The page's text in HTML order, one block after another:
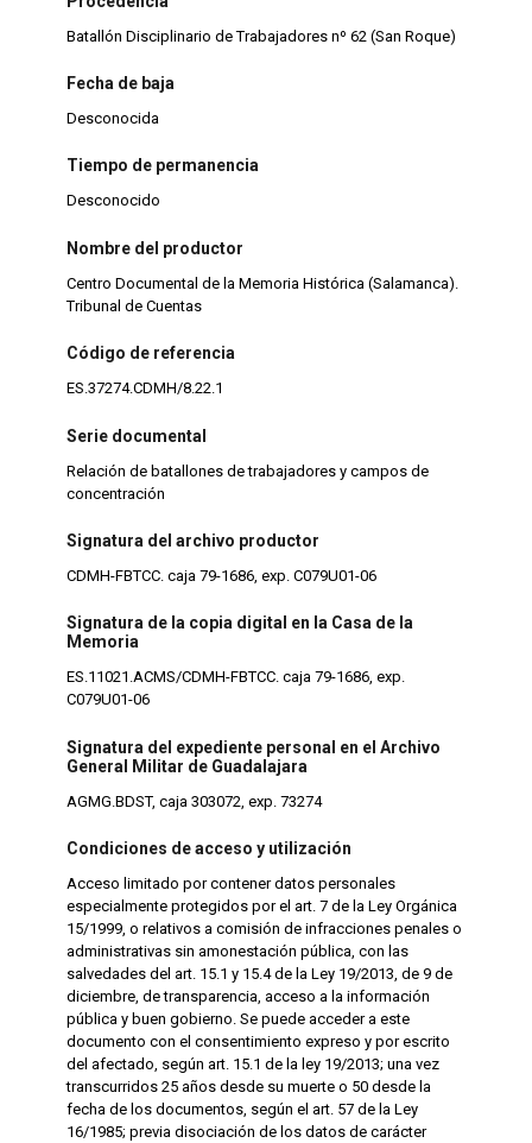
Batallón Disciplinario de Trabajadores nº 62 (San Roque)
Fecha de baja
Desconocida
Tiempo de permanencia
Desconocido
Nombre del productor
Centro Documental de la Memoria Histórica (Salamanca).
Tribunal de Cuentas
Código de referencia
ES.37274.CDMH/8.22.1
Serie documental
Relación de batallones de trabajadores y campos de
concentración
Signatura del archivo productor
CDMH-FBTCC. caja 79-1686, exp. C079U01-06
Signatura de la copia digital en la Casa de la
Memoria
ES.11021.ACMS/CDMH-FBTCC. caja 79-1686, exp.
C079U01-06
Signatura del expediente personal en el Archivo
General Militar de Guadalajara
AGMG.BDST, caja 303072, exp. 73274
Condiciones de acceso y utilización
Acceso limitado por contener datos personales
especialmente protegidos por el art. 7 de la Ley Orgánica
15/1999, o relativos a comisión de infracciones penales o
administrativas sin amonestación pública, con las
salvedades del art. 15.1 y 15.4 de la Ley 19/2013, de 9 de
diciembre, de transparencia, acceso a la información
pública y buen gobierno. Se puede acceder a este
documento con el consentimiento expreso y por escrito
del afectado, según art. 15.1 de la ley 19/2013; una vez
transcurridos 25 años desde su muerte o 50 desde la
fecha de los documentos, según el art. 57 de la Ley
16/1985; previa disociación de los datos de carácter